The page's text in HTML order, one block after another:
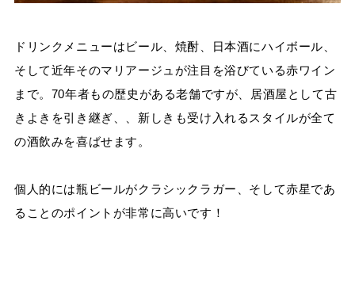
ドリンクメニューはビール、焼酎、日本酒にハイボール、
そして近年そのマリアージュが注目を浴びている赤ワイン
まで。70年者もの歴史がある老舗ですが、居酒屋として古
きよきを引き継ぎ、、新しきも受け入れるスタイルが全て
の酒飲みを喜ばせます。
個人的には瓶ビールがクラシックラガー、そして赤星であ
ることのポイントが非常に高いです！